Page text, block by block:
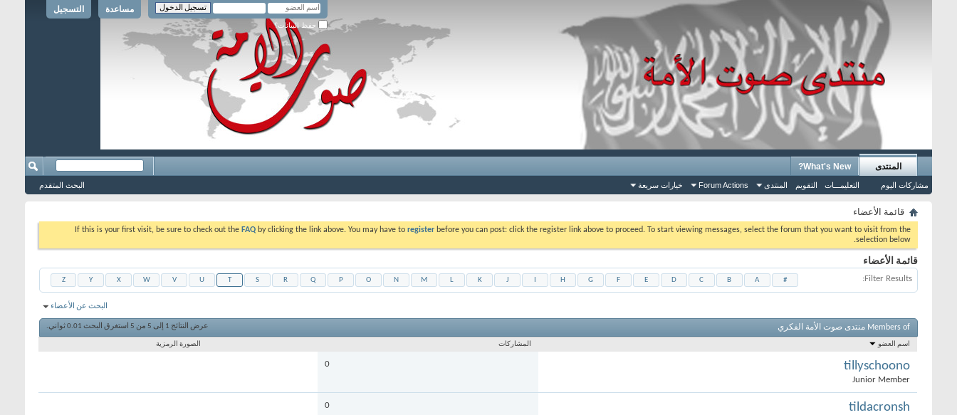
التسجيل مساعدة
حفظ البيانات؟
المنتدى
مشاركات اليوم التعليمـــات التقويم المنتدى Forum Actions خيارات سريعة
What's New?
البحث المتقدم
قائمة الأعضاء
If this is your first visit, be sure to check out the FAQ by clicking the link above. You may have to register before you can post: click the register link above to proceed. To start viewing messages, select the forum that you want to visit from the
selection below.
قائمة الأعضاء
Filter Results
#
A
B
C
D
E
F
G
H
J
K
L
M
N
O
P
Q
R
S
T
U
V
W
X
Y
Z
البحث عن الأعضاء
عرض النتائج 1 إلى 5 من 5 استغرق البحث 0.01ثواني. Members of منتدى صوت الأمة الفكري
اسم العضو المشاركات الصورة الرمزية
tillyschoono
Junior Member
0
tildacronsh
0